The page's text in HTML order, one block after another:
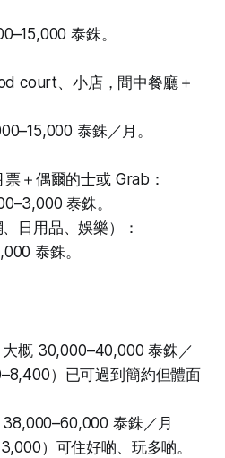
泰銖。
court、小店，間中餐廳＋
泰銖／月。
＋偶爾的士或 Grab：
泰銖。
日用品、娛樂）：
泰銖。
大概 30,000–40,000 泰銖／
）已可過到簡約但體面
38,000–60,000 泰銖／月
）可住好啲、玩多啲。